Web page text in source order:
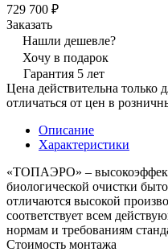
729 700 ₽
Заказать
Нашли дешевле?
Хочу в подарок
Гарантия 5 лет
Цена действительна только
отличаться от цен в
Описание
Характеристики
«ТОПАЭРО» –
биологической очистки
отличаются высокой
соответствует всем
нормам и требованиям
Стоимость монтажа